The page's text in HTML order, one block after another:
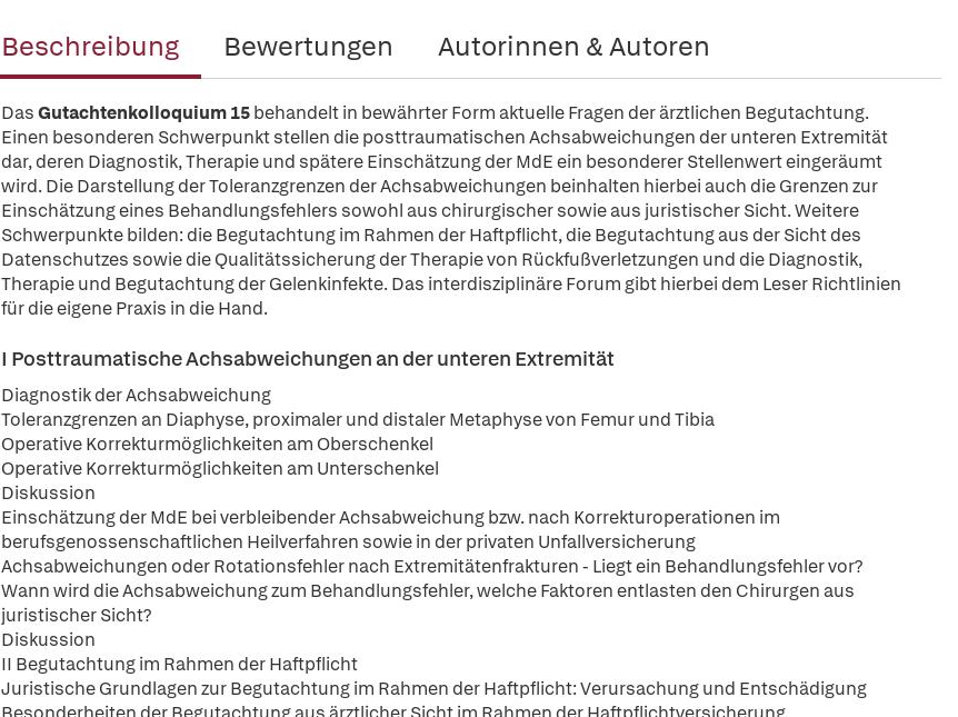
Beschreibung Bewertungen Autorinnen & Autoren
DasGutachtenkolloquium 15behandelt in bewährter Form aktuelle Fragen der ärztlichen Begutachtung.
Einen besonderen Schwerpunkt stellen die posttraumatischen Achsabweichungen der unteren Extremität
dar, deren Diagnostik, Therapie und spätere Einschätzung der MdE ein besonderer Stellenwert eingeräumt
wird. Die Darstellung der Toleranzgrenzen der Achsabweichungen beinhalten hierbei auch die Grenzen zur
Einschätzung eines Behandlungsfehlers sowohl aus chirurgischer sowie aus juristischer Sicht. Weitere
Schwerpunkte bilden: die Begutachtung im Rahmen der Haftpflicht, die Begutachtung aus der Sicht des
Datenschutzes sowie die Qualitätssicherung der Therapie von Rückfußverletzungen und die Diagnostik,
Therapie und Begutachtung der Gelenkinfekte. Das interdisziplinäre Forum gibt hierbei dem Leser Richtlinien
für die eigene Praxis in die Hand.
I Posttraumatische Achsabweichungen an der unteren Extremität
Diagnostik der Achsabweichung
Toleranzgrenzen an Diaphyse, proximaler und distaler Metaphyse von Femur und Tibia
Operative Korrekturmöglichkeiten am Oberschenkel
Operative Korrekturmöglichkeiten am Unterschenkel
Diskussion
Einschätzung der MdE bei verbleibender Achsabweichung bzw. nach Korrekturoperationen im
berufsgenossenschaftlichen Heilverfahren sowie in der privaten Unfallversicherung
Achsabweichungen oder Rotationsfehler nach Extremitätenfrakturen - Liegt ein Behandlungsfehler vor?
Wann wird die Achsabweichung zum Behandlungsfehler, welche Faktoren entlasten den Chirurgen aus
juristischer Sicht?
Diskussion
II Begutachtung im Rahmen der Haftpflicht
Juristische Grundlagen zur Begutachtung im Rahmen der Haftpflicht: Verursachung und Entschädigung